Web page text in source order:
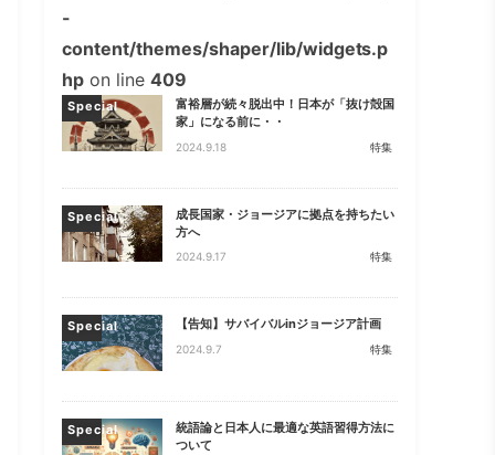
-
content/themes/shaper/lib/widgets.p
hpon line 409
Special
富裕層が続々脱出中！日本が「抜け殻国
家」になる前に・・
2024.9.18 特集
Special
成長国家・ジョージアに拠点を持ちたい
方へ
2024.9.17 特集
Special 【告知】サバイバルinジョージア計画
2024.9.7 特集
Special
統語論と日本人に最適な英語習得方法に
ついて